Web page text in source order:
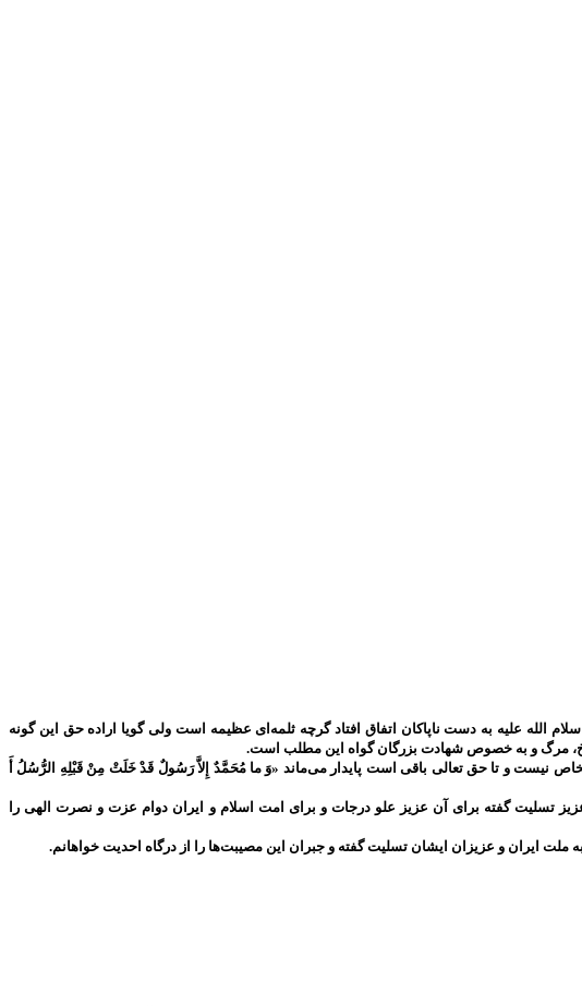
علیه به دست ناپاکان اتفاق افتاد گرچه ثلمه‌ای عظیمه است ولی گویا اراده حق این گونه
مرگ و به خصوص شهادت بزرگان گواه این مطلب است.
نیست و تا حق تعالی باقی است پایدار می‌ماند «وَ ما مُحَمَّدٌ إِلاَّ رَسُولٌ قَدْ خَلَتْ مِنْ قَبْلِهِ الرُّسُلُ أَ
تسلیت گفته برای آن عزیز علو درجات و برای امت اسلام و ایران دوام عزت و نصرت الهی را
ایران و عزیزان ایشان تسلیت گفته و جبران این مصیبت‌ها را از درگاه احدیت خواهانم.